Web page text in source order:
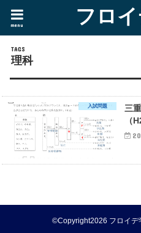
フロ
menu
理科
入試問題
三
（
©Copyright2026 フロイデ